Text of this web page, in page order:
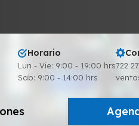
Horario
Lun - Vie: 9:00 - 19:00 hrs
Sab: 9:00 - 14:00 hrs
722